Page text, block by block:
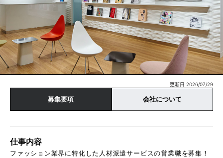
更新日 2026/07/29
募集要項 会社について
仕事内容
ファッション業界に特化した人材派遣サービスの営業職を募集！